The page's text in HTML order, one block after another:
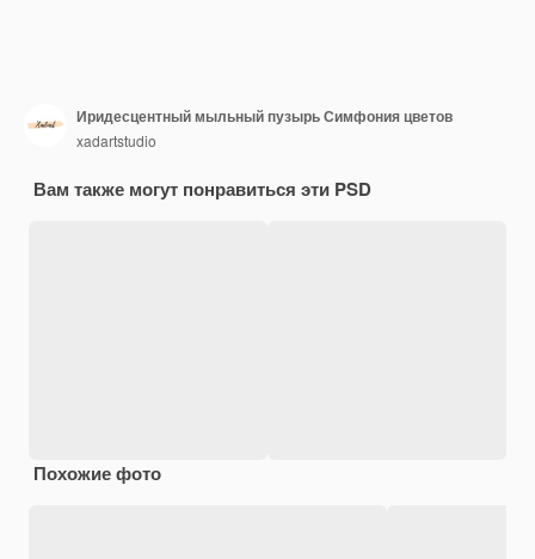
Иридесцентный мыльный пузырь Симфония цветов
xadartstudio
Вам также могут понравиться эти PSD
Похожие фото